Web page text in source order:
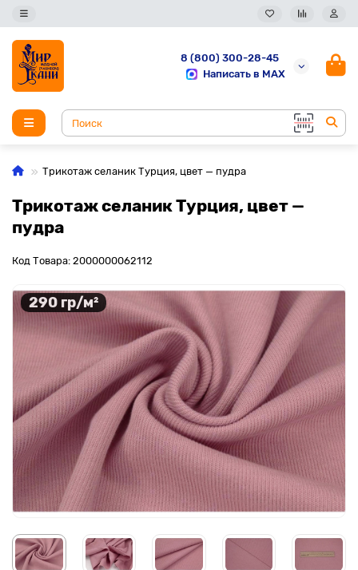
8 (800) 300-28-45
Написать в MAX
Трикотаж селаник Турция, цвет — пудра
Трикотаж селаник Турция, цвет —
пудра
Код Товара: 2000000062112
290 гр/м²